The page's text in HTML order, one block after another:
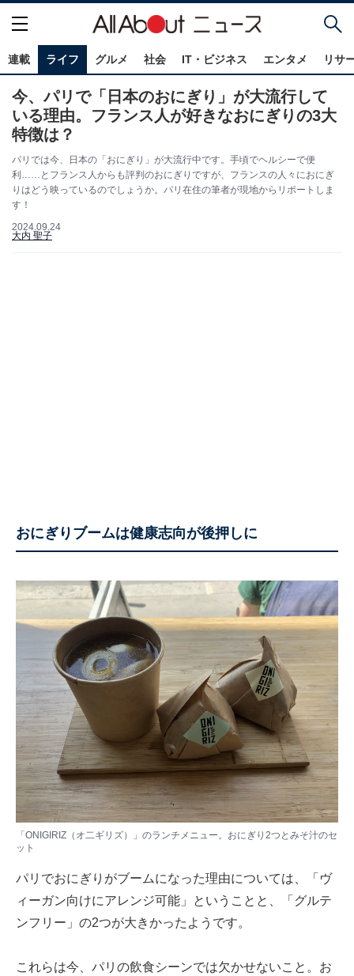
連載 ライフ グルメ 社会 IT・ビジネス エンタメ リサ
今、パリで「日本のおにぎり」が大流行して
いる理由。フランス人が好きなおにぎりの3大
特徴は？
パリでは今、日本の「おにぎり」が大流行中です。手頃でヘルシーで便
利……とフランス人からも評判のおにぎりですが、フランスの人々におにぎ
りはどう映っているのでしょうか。パリ在住の筆者が現地からリポートしま
す！
2024.09.24
大内 聖子
おにぎりブームは健康志向が後押しに
「ONIGIRIZ（オ二ギリズ）」のランチメニュー。おにぎり2つとみそ汁のセ
ット
パリでおにぎりがブームになった理由については、「ヴ
ィーガン向けにアレンジ可能」ということと、「グルテ
ンフリー」の2つが大きかったようです。
これらは今、パリの飲食シーンでは欠かせないこと。お